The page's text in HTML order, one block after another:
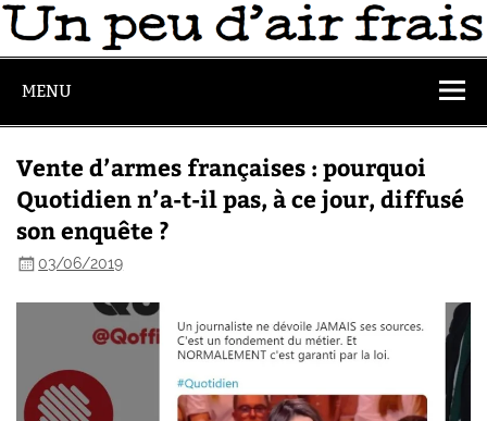
MENU
Vente d’armes françaises : pourquoi
Quotidien n’a-t-il pas, à ce jour, diffusé
son enquête ?
03/06/2019